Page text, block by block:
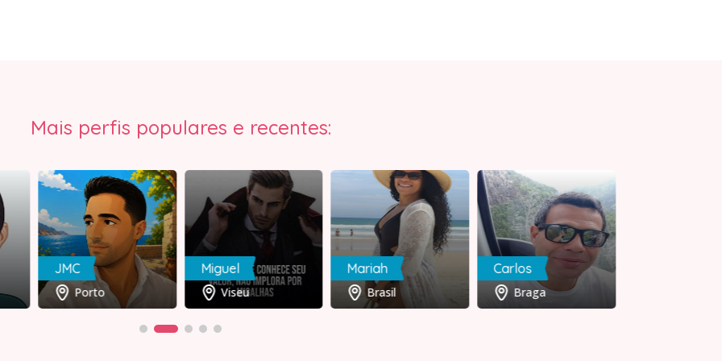
Mais perfis populares e recentes:
JMC
Porto
Miguel
Viseu
Mariah
Brasil
Carlos
Braga